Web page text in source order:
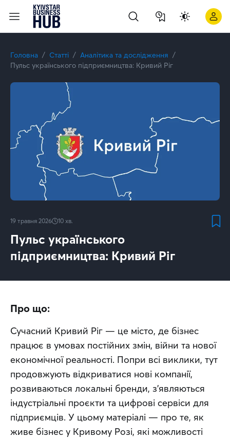
Головна Статті
Аналітика та дослідження
Пульс українського підприємництва: Кривий Ріг
19 травня 2026 10 хв.
Пульс українського
підприємництва: Кривий Ріг
Про що:
Сучасний Кривий Ріг — це місто, де бізнес
працює в умовах постійних змін, війни та нової
економічної реальності. Попри всі виклики, тут
продовжують відкриватися нові компанії,
розвиваються локальні бренди, з’являються
індустріальні проєкти та цифрові сервіси для
підприємців. У цьому матеріалі — про те, як
живе бізнес у Кривому Розі, які можливості